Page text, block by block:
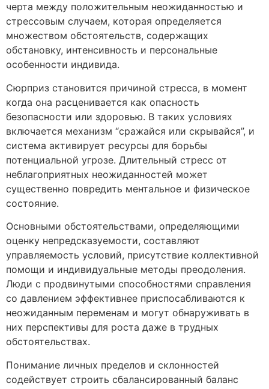
черта между положительным неожиданностью и
стрессовым случаем, которая определяется
множеством обстоятельств, содержащих
обстановку, интенсивность и персональные
особенности индивида.
Сюрприз становится причиной стресса, в момент
когда она расценивается как опасность
безопасности или здоровью. В таких условиях
включается механизм “сражайся или скрывайся”, и
система активирует ресурсы для борьбы
потенциальной угрозе. Длительный стресс от
неблагоприятных неожиданностей может
существенно повредить ментальное и физическое
состояние.
Основными обстоятельствами, определяющими
оценку непредсказуемости, составляют
управляемость условий, присутствие коллективной
помощи и индивидуальные методы преодоления.
Люди с продвинутыми способностями справления
со давлением эффективнее приспосабливаются к
неожиданным переменам и могут обнаруживать в
них перспективы для роста даже в трудных
обстоятельствах.
Понимание личных пределов и склонностей
содействует строить сбалансированный баланс